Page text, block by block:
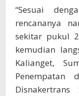
“Sesuai
rencananya
sekitar pukul
kemudian
Kalianget,
Penempatan
Disnakertrans